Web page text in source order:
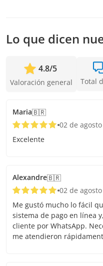
Lo que dicen
4.8/5
Valoración general Total
Maria🇧🇷
02 de
Excelente
Alexandre🇧🇷
02 de
Me gustó mucho lo fácil
sistema de pago en línea
cliente por WhatsApp.
me atendieron